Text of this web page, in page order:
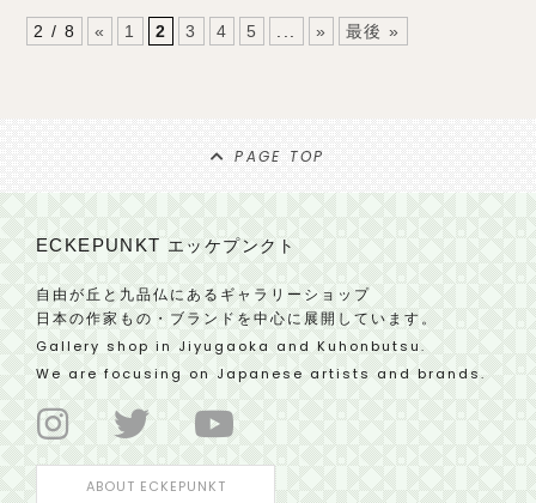
2 / 8 « 1 2 3 4 5 » 最後 »
PAGE TOP
ECKEPUNKTエッケプンクト
自由が丘と九品仏にあるギャラリーショップ
日本の作家もの・ブランドを中心に展開しています。
Gallery shop in Jiyugaoka and Kuhonbutsu.
We are focusing on Japanese artists and brands.
ABOUT ECKEPUNKT